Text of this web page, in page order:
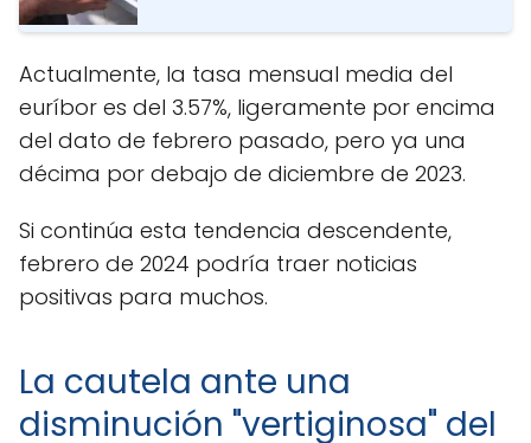
Actualmente, la tasa mensual media del
euríbor es del 3.57%, ligeramente por encima
del dato de febrero pasado, pero ya una
décima por debajo de diciembre de 2023.
Si continúa esta tendencia descendente,
febrero de 2024 podría traer noticias
positivas para muchos.
La cautela ante una
disminución "vertiginosa" del